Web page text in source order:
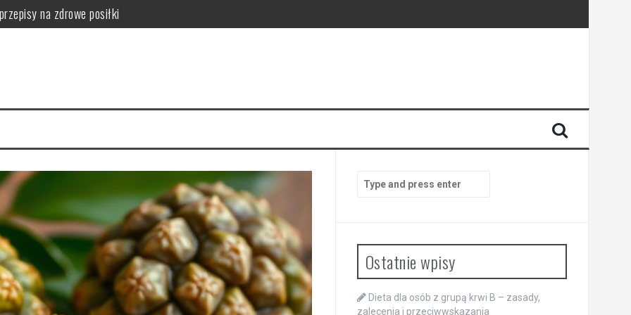
na zdrowe posiłki
i mięśni
skóry
i przeciwwskazania
Search
for:
Ostatnie wpisy
Dieta dla osób z grupą krwi B – zasady,
zalecenia i przeciwwskazania